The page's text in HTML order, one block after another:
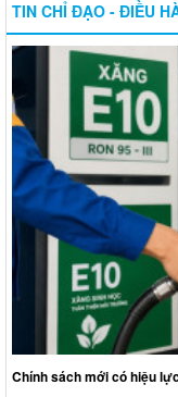
TIN CHỈ ĐẠO - ĐIỀU
Chính sách mới có hiệu